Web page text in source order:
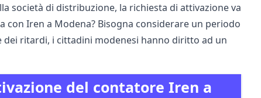
società di distribuzione, la richiesta di attivazione va
Iren a Modena? Bisogna considerare un periodo
dei ritardi, i cittadini modenesi hanno diritto ad un
del contatore Iren a